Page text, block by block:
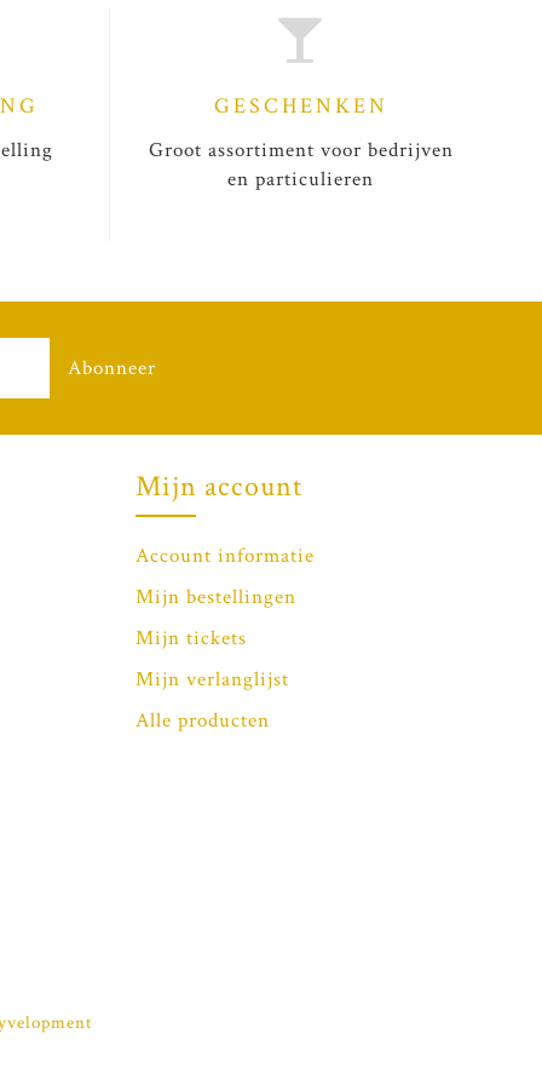
GESCHENKEN
Groot assortiment voor bedrijven
en particulieren
Abonneer
Mijn account
Account informatie
Mijn bestellingen
Mijn tickets
Mijn verlanglijst
Alle producten